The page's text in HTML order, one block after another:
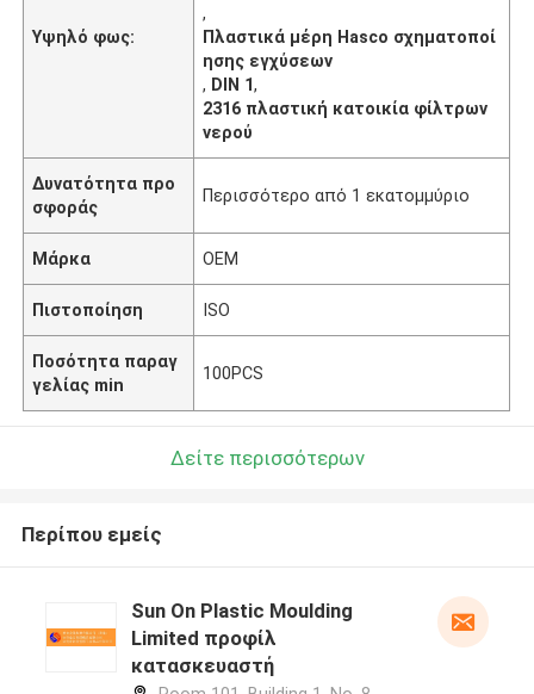
Υψηλό φως:
,
Πλαστικά μέρη Hasco σχηματοποί
ησης εγχύσεων
, DIN 1,
2316 πλαστική κατοικία φίλτρων
νερού
Δυνατότητα προ
σφοράς
Περισσότερο από 1 εκατομμύριο
Μάρκα OEM
Πιστοποίηση ISO
Ποσότητα παραγ
γελίας min
100PCS
Δείτε περισσότερων
Περίπου εμείς
Sun On Plastic Moulding
Limited προφίλ
κατασκευαστή